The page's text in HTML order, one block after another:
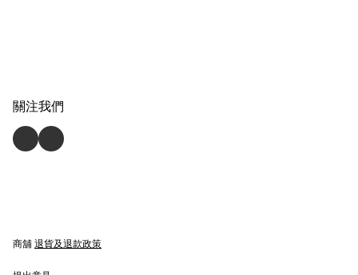
關注我們
商舖 退貨及退款政策